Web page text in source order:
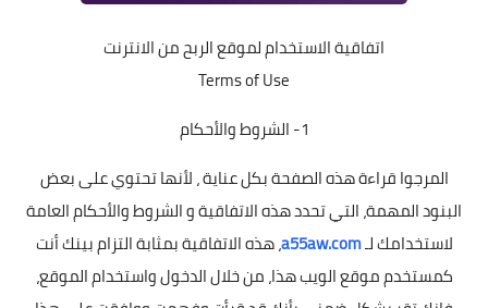
اتفاقية الاستخدام لموقع الربح من الانترنت
Terms of Use
1- الشروط والأحكام
المرجوا قراءة هذه الصفحة بكل عناية ، لأنها تحتوي على بعض
البنود المهمة، التي تحدد هذه الاتفاقية و الشروط والأحكام العامة
لاستخدامك لـa55aw.com، هذه الاتفاقية بمثابة التزام بينك أنت
كمستخدم موقع الويب هذا، من خلال الدخول واستخدام الموقع،